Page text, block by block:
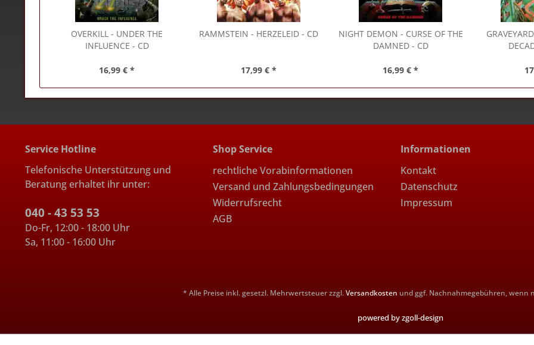
OVERKILL - UNDER THE
INFLUENCE - CD
16,99 € *
RAMMSTEIN - HERZELEID - CD
17,99 € *
NIGHT DEMON - CURSE OF THE
DAMNED - CD
16,99 € *
GRAVEYARD
Service Hotline
Telefonische Unterstützung und
Beratung erhaltet ihr unter:
040 - 43 53 53
Do-Fr, 12:00 - 18:00 Uhr
Sa, 11:00 - 16:00 Uhr
Shop Service
rechtliche Vorabinformationen
Versand und Zahlungsbedingungen
Widerrufsrecht
AGB
Informationen
Kontakt
Datenschutz
Impressum
* Alle Preise inkl. gesetzl. Mehrwertsteuer zzgl.Versandkosten und ggf. Nachnahmegebühren, wenn
powered by zgoll-design